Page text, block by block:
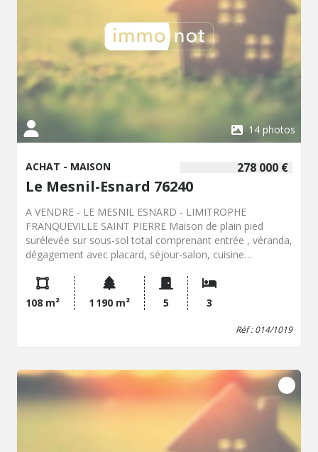
14 photos
278 000 €
ACHAT - MAISON
Le Mesnil-Esnard 76240
A VENDRE - LE MESNIL ESNARD - LIMITROPHE
FRANQUEVILLE SAINT PIERRE Maison de plain pied
surélevée sur sous-sol total comprenant entrée , véranda,
dégagement avec placard, séjour-salon, cuisine
de bains et wc. En souplex, une salle de douche avec wc
et une chambre. Huisseries double vitrage, volets
électriques, chauffage gaz de ville, tout à l'égout. Jardin de
1190m² avec terrasse et store banne. Sous-sol total avec
TRANSPORTS, BON ÉTAT GÉNÉRAL !!!
108 m² 1 190 m² 5 3
Réf : 014/1019